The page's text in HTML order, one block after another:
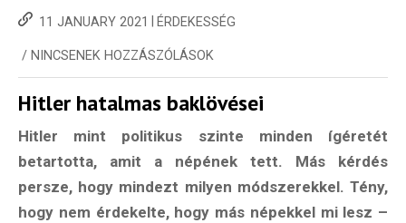
11 JANUARY 2021 ÉRDEKESSÉG
/ NINCSENEK HOZZÁSZÓLÁSOK
Hitler hatalmas baklövései
Hitler mint politikus szinte minden ígéretét
betartotta, amit a népének tett. Más kérdés
persze, hogy mindezt milyen módszerekkel. Tény,
hogy nem érdekelte, hogy más népekkel mi lesz –